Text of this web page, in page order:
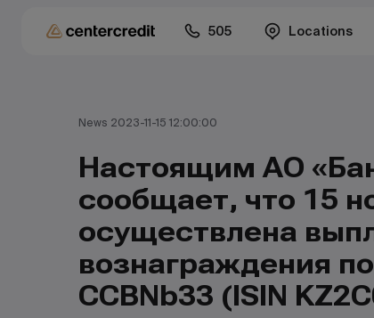
505 Locations
News 2023-11-15 12:00:00
Настоящим АО
сообщает, что 15
осуществлена
вознаграждения
CCBNb33 (ISIN